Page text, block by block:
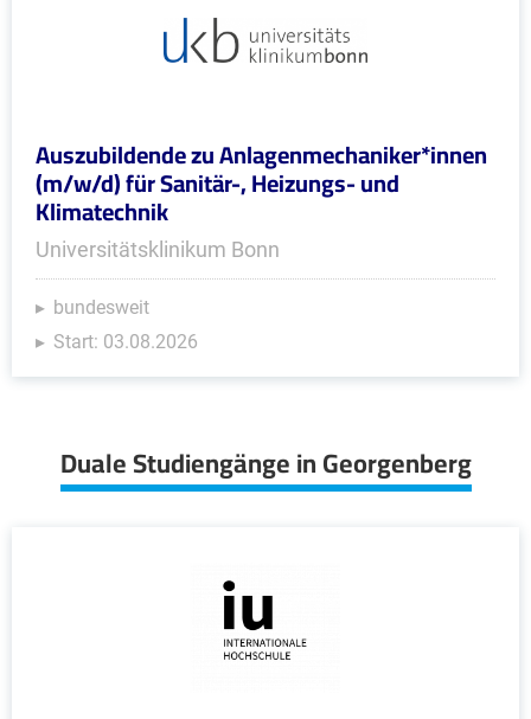
Auszubildende zu Anlagenmechaniker*innen
(m/w/d) für Sanitär-, Heizungs- und
Klimatechnik
Universitätsklinikum Bonn
bundesweit
Start: 03.08.2026
Duale Studiengänge in Georgenberg